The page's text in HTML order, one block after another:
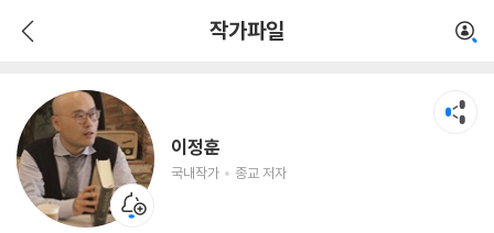
작가파일
이정훈
국내작가 종교 저자